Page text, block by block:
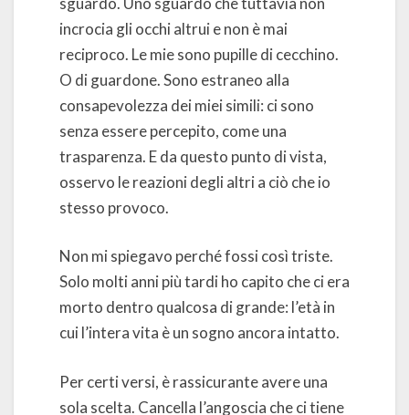
incrocia gli occhi altrui e non è mai
reciproco. Le mie sono pupille di cecchino.
O di guardone. Sono estraneo alla
consapevolezza dei miei simili: ci sono
senza essere percepito, come una
trasparenza. E da questo punto di vista,
osservo le reazioni degli altri a ciò che io
stesso provoco.
Non mi spiegavo perché fossi così triste.
Solo molti anni più tardi ho capito che ci era
morto dentro qualcosa di grande: l’età in
cui l’intera vita è un sogno ancora intatto.
Per certi versi, è rassicurante avere una
sola scelta. Cancella l’angoscia che ci tiene